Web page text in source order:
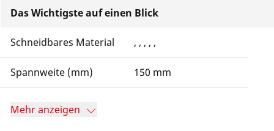
Das Wichtigste auf einen Blick
Schneidbares Material , , , , ,
Spannweite (mm) 150 mm
Mehr anzeigen